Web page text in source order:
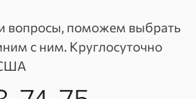
стрессов.
состояния.
вопросы, поможем выбрать
с ним. Круглосуточно